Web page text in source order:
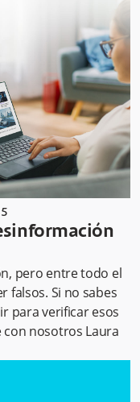
pero entre todo el
falsos. Si no sabes
para verificar esos
con nosotros Laura